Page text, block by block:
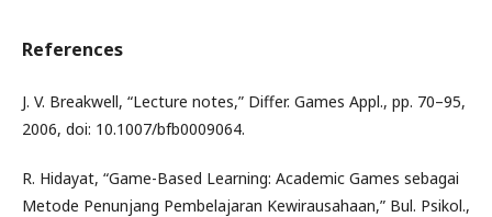
References
J. V. Breakwell, “Lecture notes,” Differ. Games Appl., pp. 70–95,
2006, doi: 10.1007/bfb0009064.
R. Hidayat, “Game-Based Learning: Academic Games sebagai
Metode Penunjang Pembelajaran Kewirausahaan,” Bul. Psikol.,